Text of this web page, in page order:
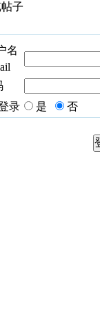
子
名
录
是 否